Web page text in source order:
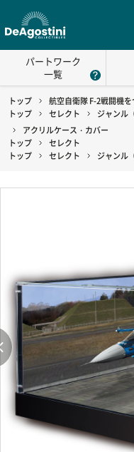
パートワーク
一覧
トップ
航空自衛隊 F-2戦闘機を
トップ
セレクト ジャンル
アクリルケース・カバー
トップ
セレクト
トップ
セレクト ジャンル